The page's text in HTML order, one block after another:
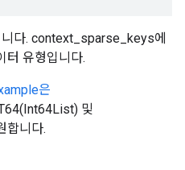
다. context_sparse_keys에
터 유형입니다.
은
및
합니다.